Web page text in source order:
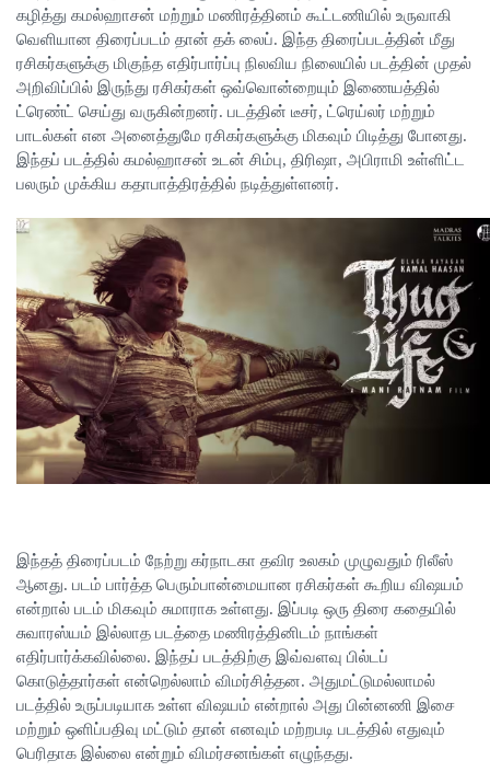
கழித்து கமல்ஹாசன் மற்றும் மணிரத்தினம் கூட்டணியில் உருவாகி
வெளியான திரைப்படம் தான் தக் லைப். இந்த திரைப்படத்தின் மீது
ரசிகர்களுக்கு மிகுந்த எதிர்பார்ப்பு நிலவிய நிலையில் படத்தின் முதல்
அறிவிப்பில் இருந்து ரசிகர்கள் ஒவ்வொன்றையும் இணையத்தில்
ட்ரெண்ட் செய்து வருகின்றனர். படத்தின் டீசர், ட்ரெய்லர் மற்றும்
பாடல்கள் என அனைத்துமே ரசிகர்களுக்கு மிகவும் பிடித்து போனது.
இந்தப் படத்தில் கமல்ஹாசன் உடன் சிம்பு, திரிஷா, அபிராமி உள்ளிட்ட
பலரும் முக்கிய கதாபாத்திரத்தில் நடித்துள்ளனர்.
இந்தத் திரைப்படம் நேற்று கர்நாடகா தவிர உலகம் முழுவதும் ரிலீஸ்
ஆனது. படம் பார்த்த பெரும்பான்மையான ரசிகர்கள் கூறிய விஷயம்
என்றால் படம் மிகவும் சுமாராக உள்ளது. இப்படி ஒரு திரை கதையில்
சுவாரஸ்யம் இல்லாத படத்தை மணிரத்தினிடம் நாங்கள்
எதிர்பார்க்கவில்லை. இந்தப் படத்திற்கு இவ்வளவு பில்டப்
கொடுத்தார்கள் என்றெல்லாம் விமர்சித்தன. அதுமட்டுமல்லாமல்
படத்தில் உருப்படியாக உள்ள விஷயம் என்றால் அது பின்னணி இசை
மற்றும் ஒளிப்பதிவு மட்டும் தான் எனவும் மற்றபடி படத்தில் எதுவும்
பெரிதாக இல்லை என்றும் விமர்சனங்கள் எழுந்தது.